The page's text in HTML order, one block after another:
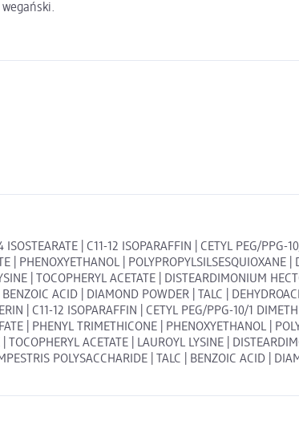
| C11-12 ISOPARAFFIN | CETYL PEG/
| PHENOXYETHANOL | POLYPROPYLSILSESQUIOXANE
| TOCOPHERYL ACETATE | DISTEARDIMONIUM
ACID | DIAMOND POWDER | TALC |
| C11-12 ISOPARAFFIN | CETYL PEG/PPG-10/1
| PHENYL TRIMETHICONE | PHENOXYETHANOL |
ACETATE | LAUROYL LYSINE |
POLYSACCHARIDE | TALC | BENZOIC ACID |